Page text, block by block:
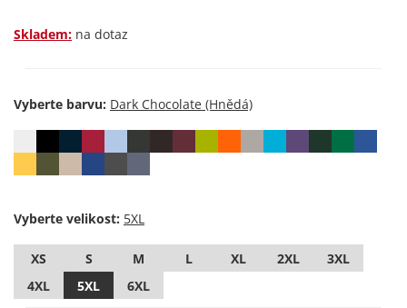
Skladem: na dotaz
Vyberte barvu:
Vyberte velikost:
XS S M L XL 2XL
3XL
4XL
5XL 6XL